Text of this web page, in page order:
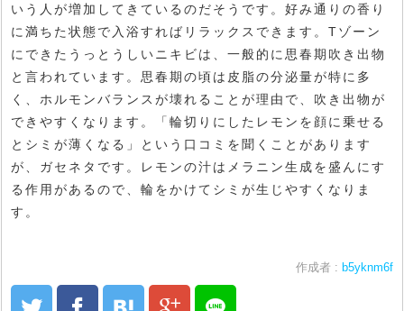
いう人が増加してきているのだそうです。好み通りの香り
に満ちた状態で入浴すればリラックスできます。Tゾーン
にできたうっとうしいニキビは、一般的に思春期吹き出物
と言われています。思春期の頃は皮脂の分泌量が特に多
く、ホルモンバランスが壊れることが理由で、吹き出物が
できやすくなります。「輪切りにしたレモンを顔に乗せる
とシミが薄くなる」という口コミを聞くことがあります
が、ガセネタです。レモンの汁はメラニン生成を盛んにす
る作用があるので、輪をかけてシミが生じやすくなりま
す。
作成者 : b5yknm6f